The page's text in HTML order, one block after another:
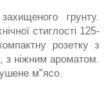
грунту.
стиглості 125-
розетку з
з ніжним ароматом.
м"ясо.